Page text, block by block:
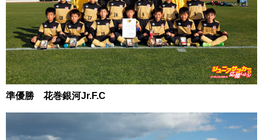
準優勝 花巻銀河Jr.F.C